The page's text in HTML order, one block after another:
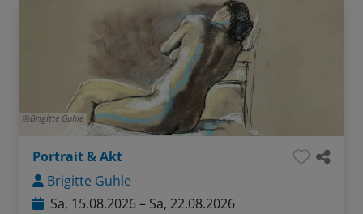
Brigitte Guhle
Portrait & Akt
Brigitte Guhle
Sa, 15.08.2026 – Sa, 22.08.2026